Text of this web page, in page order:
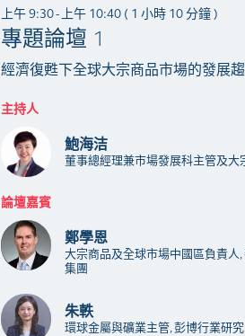
上午 9:30 - 上午 10:40 ( 1 小時 10 分鐘 )
專題論壇 1
經濟復甦下全球大宗商品市場的發展
主持人
鮑海洁
董事總經理兼市場發展科主管及
論壇嘉賓
鄭學恩
大宗商品及全球市場中國區負責人,
集團
朱軼
環球金屬與礦業主管, 彭博行業研究